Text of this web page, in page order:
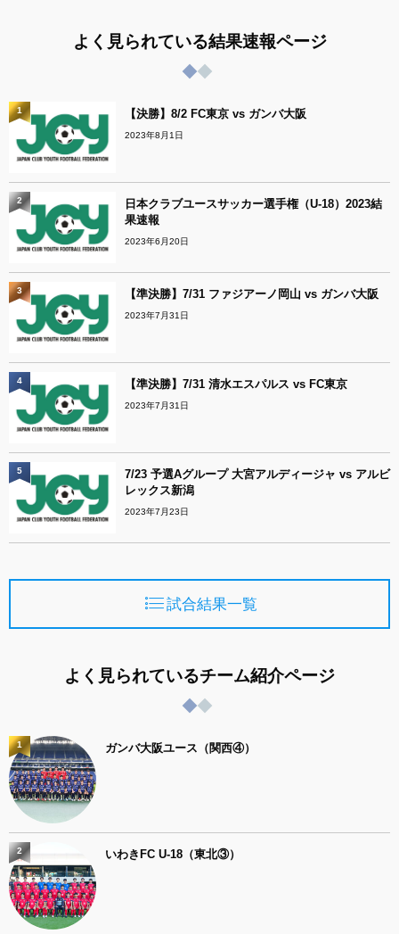
よく見られている結果速報ページ
【決勝】8/2 FC東京 vs ガンバ大阪
2023年8月1日
1
日本クラブユースサッカー選手権（U-18）2023結
果速報
2023年6月20日
2
【準決勝】7/31 ファジアーノ岡山 vs ガンバ大阪
2023年7月31日
3
【準決勝】7/31 清水エスパルス vs FC東京
2023年7月31日
4
7/23 予選Aグループ 大宮アルディージャ vs アルビ
レックス新潟
2023年7月23日
5
試合結果一覧
よく見られているチーム紹介ページ
ガンバ大阪ユース（関西④）
1
いわきFC U-18（東北③）
2